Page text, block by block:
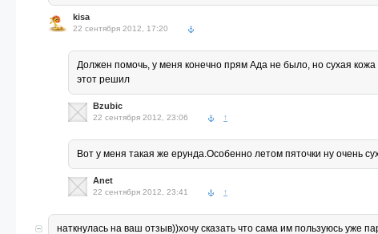
kisa
22 сентября 2012, 17:20
Должен помочь, у меня конечно прям Ада не было, но сухая
этот решил
Bzubic
22 сентября 2012, 23:06 ↑
Вот у меня такая же ерунда.Особенно летом пяточки ну очень
Anet
22 сентября 2012, 23:41 ↑
наткнулась на ваш отзыв))хочу сказать что сама им пользуюсь уже